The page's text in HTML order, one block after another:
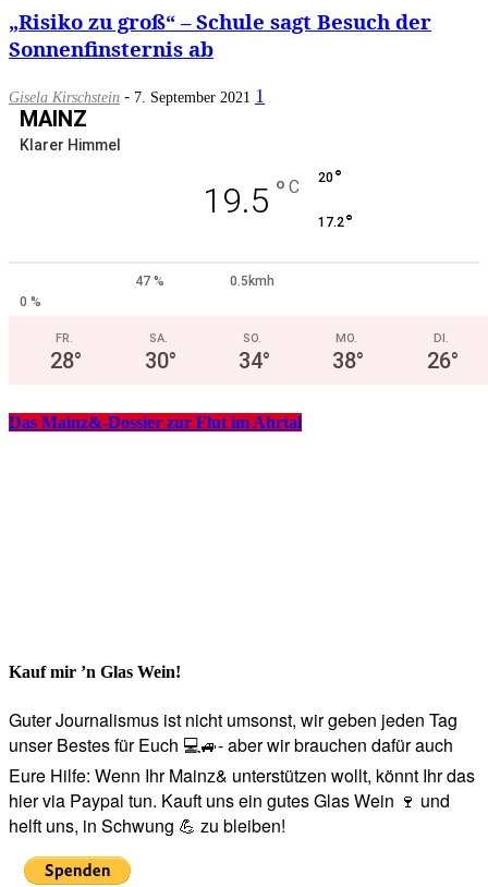
„Risiko zu groß“ – Schule sagt Besuch der
Sonnenfinsternis ab
Gisela Kirschstein - 7. September 2021 1
MAINZ
Klarer Himmel
19.5 ° C 20°
17.2°
47 %
0.5kmh
0 %
FR.
28°
SA.
30°
SO.
34°
MO.
38°
DI.
26°
Das Mainz&-Dossier zur Flut im Ahrtal
Kauf mir ’n Glas Wein!
Guter Journalismus ist nicht umsonst, wir geben jeden Tag
unser Bestes für Euch 💻🚙- aber wir brauchen dafür auch
Eure Hilfe: Wenn Ihr Mainz& unterstützen wollt, könnt Ihr das
hier via Paypal tun. Kauft uns ein gutes Glas Wein 🍷 und
helft uns, in Schwung 💪 zu bleiben!